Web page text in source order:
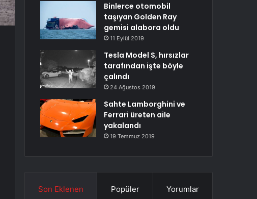
Binlerce otomobil
taşıyan Golden Ray
gemisi alabora oldu
11 Eylül 2019
Tesla Model S, hırsızlar
tarafından işte böyle
çalındı
24 Ağustos 2019
Sahte Lamborghini ve
Ferrari üreten aile
yakalandı
19 Temmuz 2019
Son Eklenen Popüler Yorumlar